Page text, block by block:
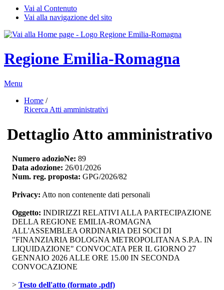
Vai al Contenuto
Vai alla navigazione del sito
Regione Emilia-Romagna
Menu
Home /
Ricerca Atti amministrativi
Dettaglio Atto amministrativo
Numero adozioNe: 89
Data adozione: 26/01/2026
Num. reg. proposta: GPG/2026/82
Privacy: Atto non contenente dati personali
Oggetto: INDIRIZZI RELATIVI ALLA PARTECIPAZIONE
DELLA REGIONE EMILIA-ROMAGNA
ALL'ASSEMBLEA ORDINARIA DEI SOCI DI
"FINANZIARIA BOLOGNA METROPOLITANA S.P.A. IN
LIQUIDAZIONE" CONVOCATA PER IL GIORNO 27
GENNAIO 2026 ALLE ORE 15.00 IN SECONDA
CONVOCAZIONE
> Testo dell'atto (formato .pdf)